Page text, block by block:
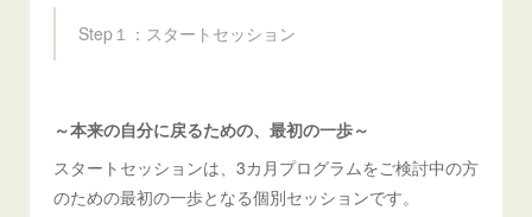
Step１：スタートセッション
～本来の自分に戻るための、最初の一歩～
スタートセッションは、3カ月プログラムをご検討中の方
のための最初の一歩となる個別セッションです。